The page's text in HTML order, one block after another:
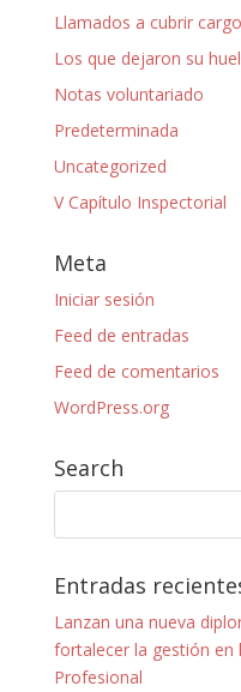
Llamados a cubrir cargo
Los que dejaron su
Notas voluntariado
Predeterminada
Uncategorized
V Capítulo Inspectorial
Meta
Iniciar sesión
Feed de entradas
Feed de comentarios
WordPress.org
Search
Entradas
Lanzan una nueva
fortalecer la gestión en
Profesional